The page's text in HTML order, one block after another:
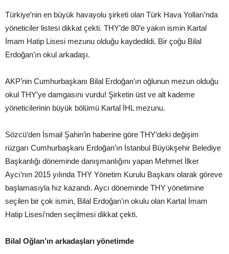
Türkiye’nin en büyük havayolu şirketi olan Türk Hava Yolları’nda
yöneticiler listesi dikkat çekti. THY’de 80’e yakın ismin Kartal
İmam Hatip Lisesi mezunu olduğu kaydedildi. Bir çoğu Bilal
Erdoğan’ın okul arkadaşı.
AKP’nin Cumhurbaşkanı Bilal Erdoğan’ın oğlunun mezun olduğu
okul THY’ye damgasını vurdu! Şirketin üst ve alt kademe
yöneticilerinin büyük bölümü Kartal İHL mezunu.
Sözcü’den İsmail Şahin’in haberine göre THY’deki değişim
rüzgarı Cumhurbaşkanı Erdoğan’ın İstanbul Büyükşehir Belediye
Başkanlığı döneminde danışmanlığını yapan Mehmet İlker
Aycı’nın 2015 yılında THY Yönetim Kurulu Başkanı olarak göreve
başlamasıyla hız kazandı. Aycı döneminde THY yönetimine
seçilen bir çok ismin, Bilal Erdoğan’ın okulu olan Kartal İmam
Hatip Lisesi’nden seçilmesi dikkat çekti.
Bilal Oğlan’ın arkadaşları yönetimde